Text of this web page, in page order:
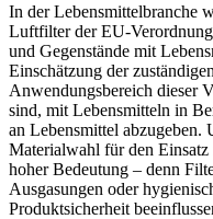
In der Lebensmittelbranche
Luftfilter der EU-
und Gegenstände mit
Einschätzung der
Anwendungsbereich dieser
sind, mit Lebensmitteln in
an Lebensmittel abzugeben.
Materialwahl für den
hoher Bedeutung – denn
Ausgasungen oder
Produktsicherheit